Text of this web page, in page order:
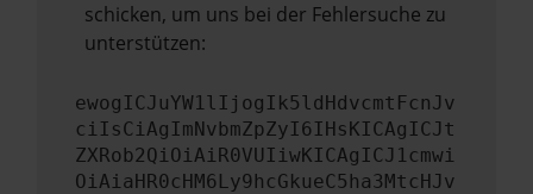
schicken, um uns bei der Fehlersuche zu
unterstützen:
ewogICJuYW1lIjogIk5ldHdvcmtFcnJv
ciIsCiAgImNvbmZpZyI6IHsKICAgICJt
ZXRob2QiOiAiR0VUIiwKICAgICJ1cmwi
OiAiaHR0cHM6Ly9hcGkueC5ha3MtcHJv